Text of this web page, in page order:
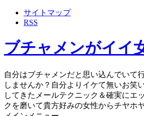
サイトマップ
RSS
ブチャメンがイイ
自分はブチャメンだと思い込んでいて
しませんか？自分よりイケて無いお笑
してきたメールテクニック＆確実にエ
クを磨いて貴方好みの女性からチヤホ